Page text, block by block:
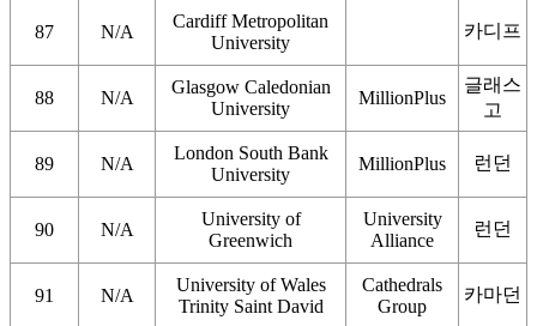
87 N/A
Cardiff Metropolitan
University
카디프
88 N/A
Glasgow Caledonian
University
MillionPlus
글래스
고
89 N/A
London South Bank
University
MillionPlus 런던
90 N/A
University of
Greenwich
University
Alliance
런던
91 N/A
University of Wales
Trinity Saint David
Cathedrals
Group
카마던